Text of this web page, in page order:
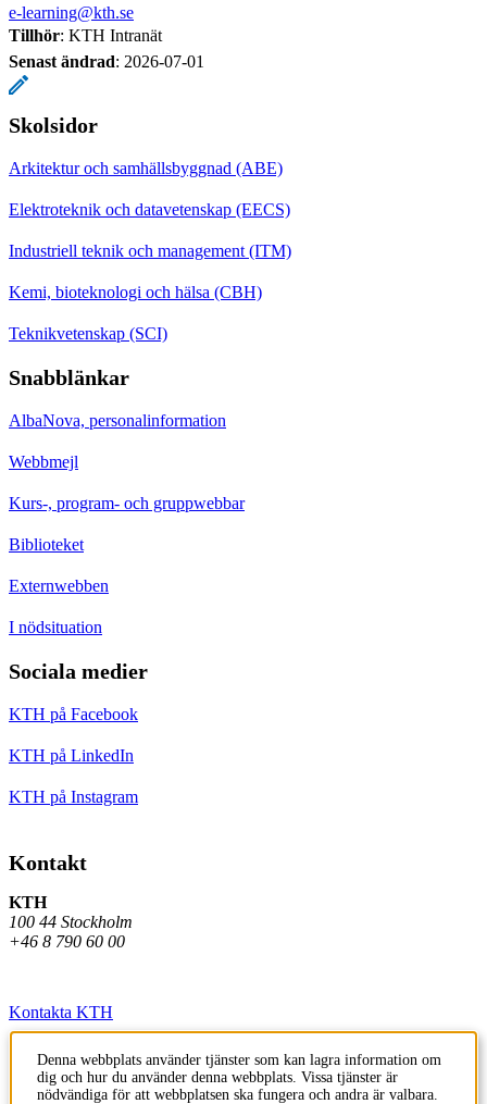
e-learning@kth.se
Tillhör: KTH Intranät
Senast ändrad: 2026-07-01
Skolsidor
Arkitektur och samhällsbyggnad (ABE)
Elektroteknik och datavetenskap (EECS)
Industriell teknik och management (ITM)
Kemi, bioteknologi och hälsa (CBH)
Teknikvetenskap (SCI)
Snabblänkar
AlbaNova, personalinformation
Webbmejl
Kurs-, program- och gruppwebbar
Biblioteket
Externwebben
I nödsituation
Sociala medier
KTH på Facebook
KTH på LinkedIn
KTH på Instagram
Kontakt
KTH
100 44 Stockholm
+46 8 790 60 00
Kontakta KTH
Jobba på KTH
Press och media
Denna webbplats använder tjänster som kan lagra information om
dig och hur du använder denna webbplats. Vissa tjänster är
nödvändiga för att webbplatsen ska fungera och andra är valbara.